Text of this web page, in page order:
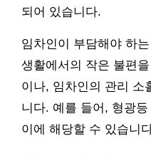
되어 있습니다.
임차인이 부담해야 하
생활에서의 작은 불편
이나, 임차인의 관리 소
니다. 예를 들어, 형광
이에 해당할 수 있습니